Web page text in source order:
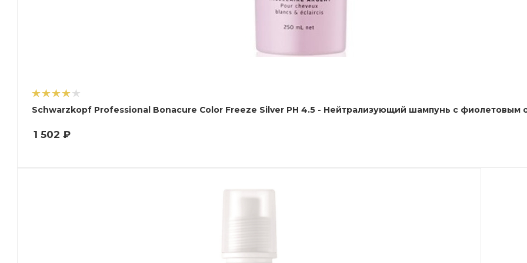
Schwarzkopf Professional Bonacure Color Freeze Silver PH 4.5 - Нейтрализующий шампунь с
1 502 ₽